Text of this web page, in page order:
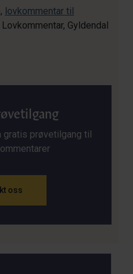
lovkommentar til
Gyldendal
gratis prøvetilgang til
oss